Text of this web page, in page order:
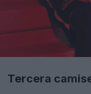
Tercera